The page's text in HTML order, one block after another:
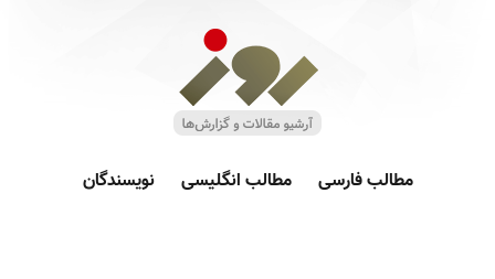
مطالب فارسی مطالب انگلیسی نویسندگان